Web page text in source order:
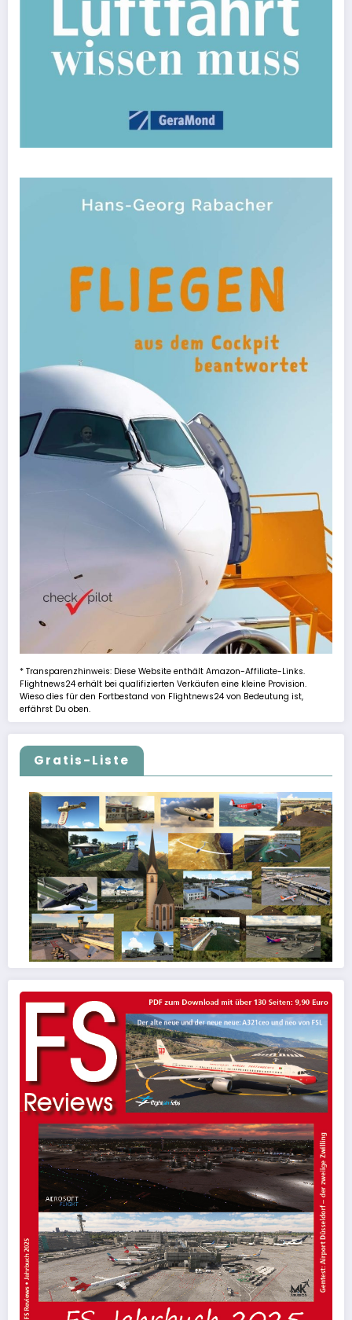
* Transparenzhinweis: Diese Website enthält Amazon-Affiliate-Links.
Flightnews24 erhält bei qualifizierten Verkäufen eine kleine Provision.
Wieso dies für den Fortbestand von Flightnews24 von Bedeutung ist,
erfährst Du oben.
Gratis-Liste